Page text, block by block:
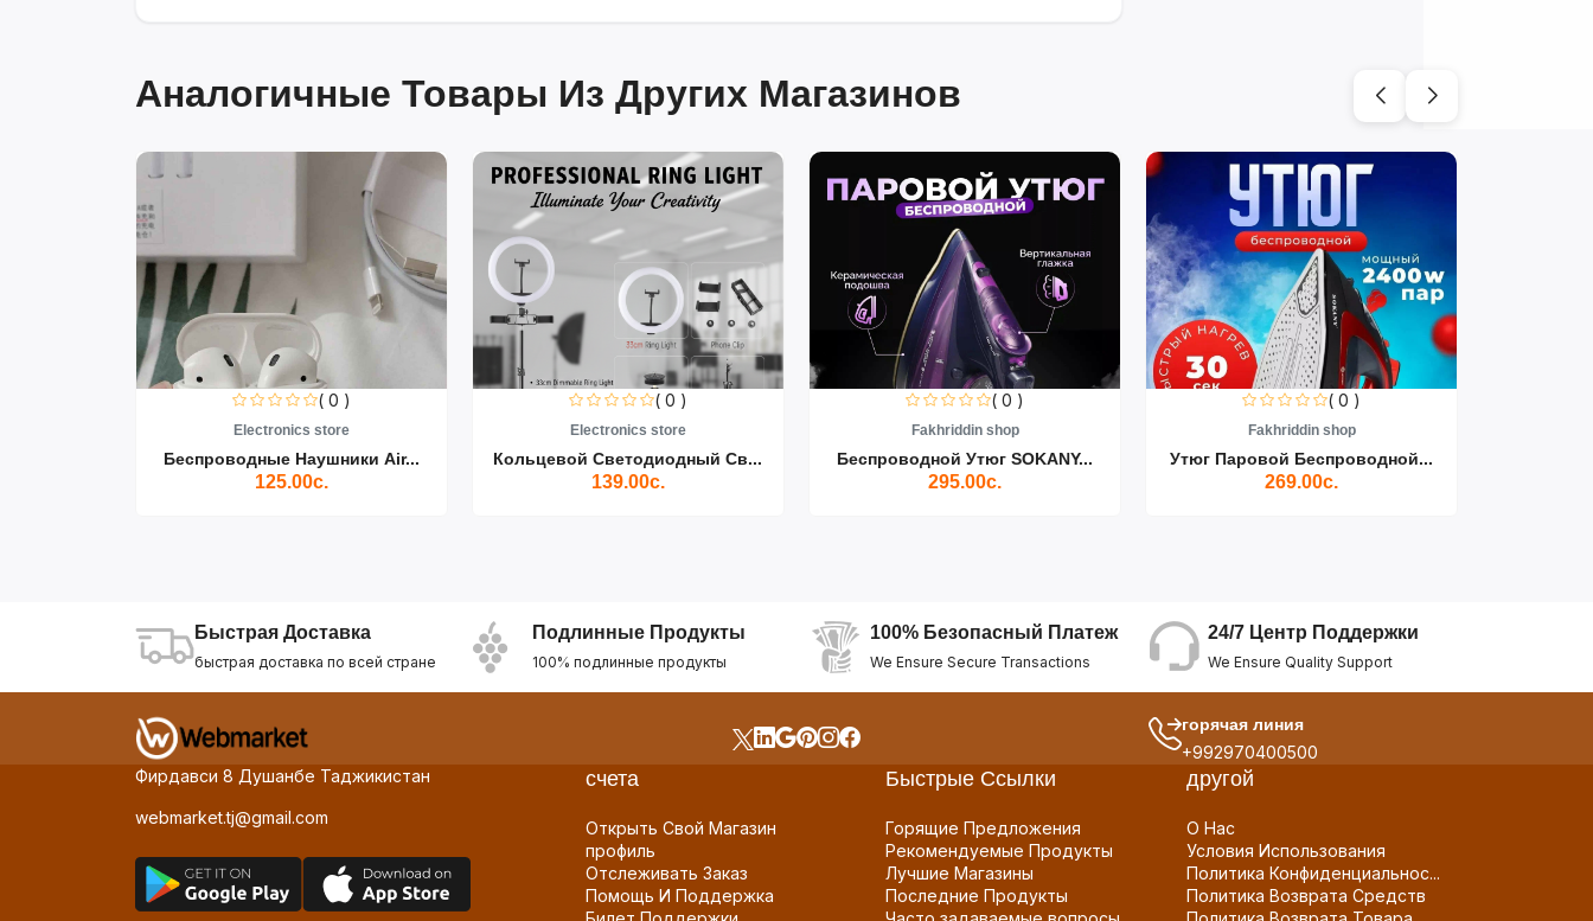
Аналогичные Товары Из Других Магазинов
( 0 )
Electronics store
Беспроводные Наушники Air...
125.00с.
( 0 )
Electronics store
Кольцевой Светодиодный Св...
139.00с.
( 0 )
Fakhriddin shop
Беспроводной Утюг SOKANY...
295.00с.
( 0 )
Fakhriddin shop
Утюг Паровой Беспроводной...
269.00с.
Быстрая Доставка
быстрая доставка по всей стране
Подлинные Продукты
100% подлинные продукты
100% Безопасный Платеж
We Ensure Secure Transactions
24/7 Центр Поддержки
We Ensure Quality Support
горячая линия
+992970400500
Фирдавси 8 Душанбе Таджикистан
webmarket.tj@gmail.com
счета
Открыть Свой Магазин
профиль
Отслеживать Заказ
Помощь И Поддержка
Быстрые Ссылки
Горящие Предложения
Рекомендуемые Продукты
Лучшие Магазины
Последние Продукты
другой
О Нас
Условия Использования
Политика Конфиденциальнос...
Политика Возврата Средств